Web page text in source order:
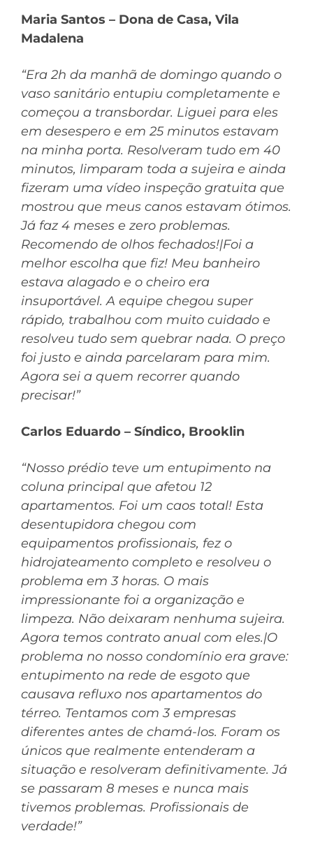
Maria Santos – Dona de Casa, Vila
Madalena
“Era 2h da manhã de domingo quando o
vaso sanitário entupiu completamente e
começou a transbordar. Liguei para eles
em desespero e em 25 minutos estavam
na minha porta. Resolveram tudo em 40
minutos, limparam toda a sujeira e ainda
fizeram uma vídeo inspeção gratuita que
mostrou que meus canos estavam ótimos.
Já faz 4 meses e zero problemas.
Recomendo de olhos fechados!|Foi a
melhor escolha que fiz! Meu banheiro
estava alagado e o cheiro era
insuportável. A equipe chegou super
rápido, trabalhou com muito cuidado e
resolveu tudo sem quebrar nada. O preço
foi justo e ainda parcelaram para mim.
Agora sei a quem recorrer quando
precisar!”
Carlos Eduardo – Síndico, Brooklin
“Nosso prédio teve um entupimento na
coluna principal que afetou 12
apartamentos. Foi um caos total! Esta
desentupidora chegou com
equipamentos profissionais, fez o
hidrojateamento completo e resolveu o
problema em 3 horas. O mais
impressionante foi a organização e
limpeza. Não deixaram nenhuma sujeira.
Agora temos contrato anual com eles.|O
problema no nosso condomínio era grave:
entupimento na rede de esgoto que
causava refluxo nos apartamentos do
térreo. Tentamos com 3 empresas
diferentes antes de chamá-los. Foram os
únicos que realmente entenderam a
situação e resolveram definitivamente. Já
se passaram 8 meses e nunca mais
tivemos problemas. Profissionais de
verdade!”